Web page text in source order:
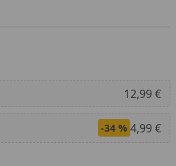
12,99 €
-34 % 4,99 €